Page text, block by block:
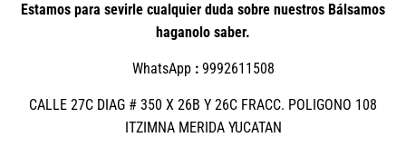
Estamos para sevirle cualquier duda sobre nuestros Bálsamos
haganolo saber.
WhatsApp : 9992611508
CALLE 27C DIAG # 350 X 26B Y 26C FRACC. POLIGONO 108
ITZIMNA MERIDA YUCATAN